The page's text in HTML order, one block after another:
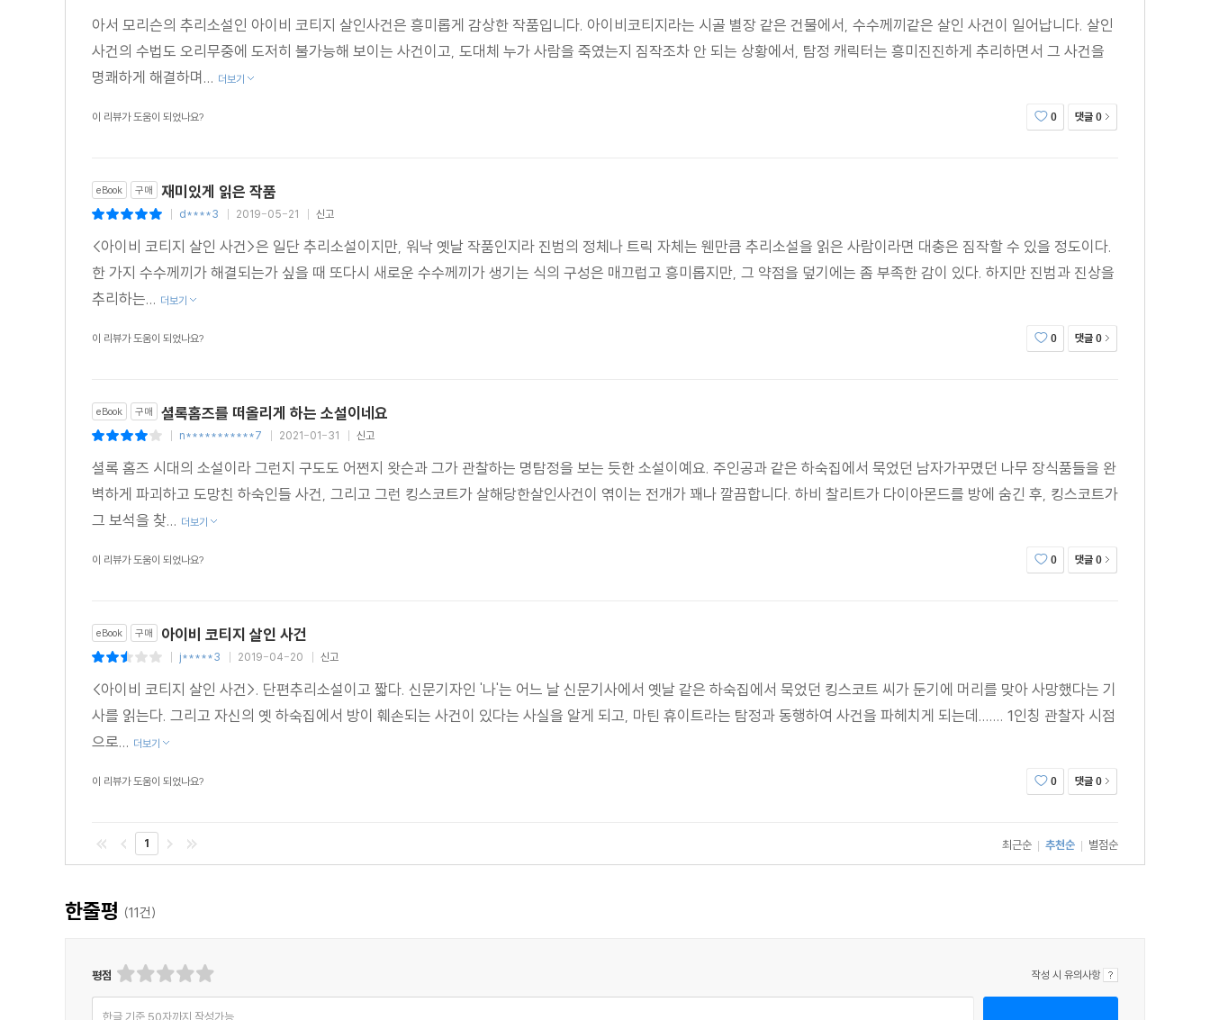
아서 모리슨의 추리소설인 아이비 코티지 살인사건은 흥미롭게 감상한 작품입니다. 아이비코티지라는 시골 별장 같은 건물에서, 수수께끼같은 살인 사건이 일어납니다. 살인
사건의 수법도 오리무중에 도저히 불가능해 보이는 사건이고, 도대체 누가 사람을 죽였는지 짐작조차 안 되는 상황에서, 탐정 캐릭터는 흥미진진하게 추리하면서 그 사건을
명쾌하게 해결하며... 더보기
이 리뷰가 도움이 되었나요? 0 댓글 0
eBook 구매 재미있게 읽은 작품
d****3 2019-05-21 신고
<아이비 코티지 살인 사건>은 일단 추리소설이지만, 워낙 옛날 작품인지라 진범의 정체나 트릭 자체는 웬만큼 추리소설을 읽은 사람이라면 대충은 짐작할 수 있을 정도이다.
한 가지 수수께끼가 해결되는가 싶을 때 또다시 새로운 수수께끼가 생기는 식의 구성은 매끄럽고 흥미롭지만, 그 약점을 덮기에는 좀 부족한 감이 있다. 하지만 진범과 진상을
추리하는... 더보기
이 리뷰가 도움이 되었나요? 0 댓글 0
eBook 구매 셜록홈즈를 떠올리게 하는 소설이네요
n***********7 2021-01-31 신고
셜록 홈즈 시대의 소설이라 그런지 구도도 어쩐지 왓슨과 그가 관찰하는 명탐정을 보는 듯한 소설이예요. 주인공과 같은 하숙집에서 묵었던 남자가꾸몄던 나무 장식품들을 완
벽하게 파괴하고 도망친 하숙인들 사건, 그리고 그런 킹스코트가 살해당한살인사건이 엮이는 전개가 꽤나 깔끔합니다. 하비 찰리트가 다이아몬드를 방에 숨긴 후, 킹스코트가
그 보석을 찾... 더보기
이 리뷰가 도움이 되었나요? 0 댓글 0
eBook 구매 아이비 코티지 살인 사건
j*****3 2019-04-20 신고
<아이비 코티지 살인 사건>. 단편추리소설이고 짧다. 신문기자인 '나'는 어느 날 신문기사에서 옛날 같은 하숙집에서 묵었던 킹스코트 씨가 둔기에 머리를 맞아 사망했다는 기
사를 읽는다. 그리고 자신의 옛 하숙집에서 방이 훼손되는 사건이 있다는 사실을 알게 되고, 마틴 휴이트라는 탐정과 동행하여 사건을 파헤치게 되는데....... 1인칭 관찰자 시점
으로... 더보기
이 리뷰가 도움이 되었나요? 0 댓글 0
1 최근순 | 추천순 | 별점순
한줄평 (11건)
평점 작성 시 유의사항
한글 기준 50자까지 작성가능